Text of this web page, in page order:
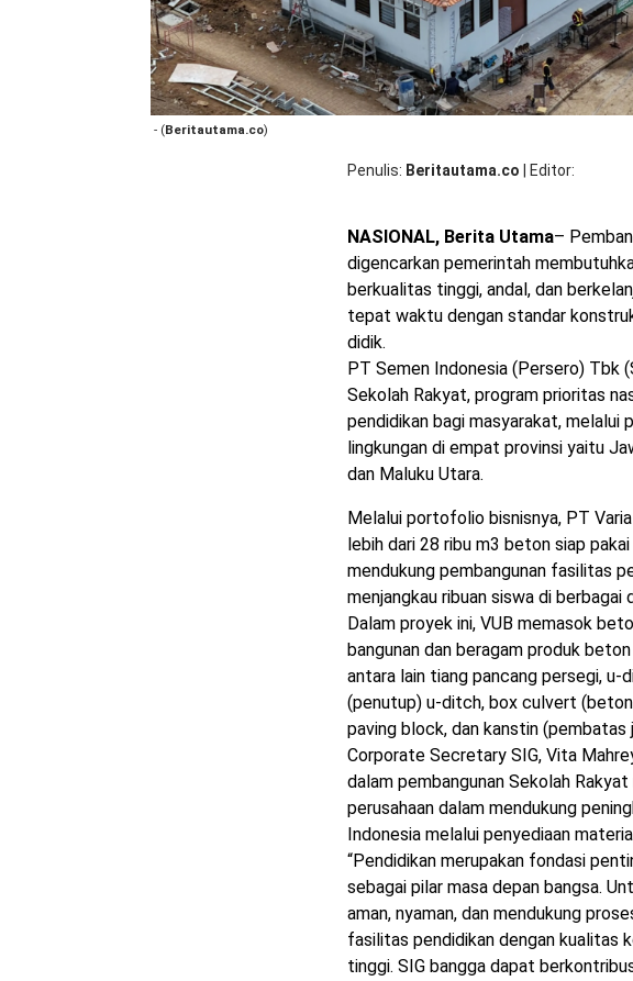
- (Beritautama.co)
Penulis Beritautama.co Editor
NASIONAL, Berita Utama–
digencarkan pemerintah
berkualitas tinggi, andal, dan
tepat waktu dengan standar
didik.
PT Semen Indonesia (Persero) Tbk
Sekolah Rakyat, program prioritas
pendidikan bagi masyarakat, melalui
lingkungan di empat provinsi yaitu
dan Maluku Utara.
Melalui portofolio bisnisnya, PT
lebih dari 28 ribu m3 beton siap
mendukung pembangunan fasilitas
menjangkau ribuan siswa di berbagai
Dalam proyek ini, VUB memasok
bangunan dan beragam produk
antara lain tiang pancang persegi,
(penutup) u-ditch, box culvert
paving block, dan kanstin (pembatas
Corporate Secretary SIG, Vita
dalam pembangunan Sekolah
perusahaan dalam mendukung
Indonesia melalui penyediaan
“Pendidikan merupakan fondasi
sebagai pilar masa depan bangsa.
aman, nyaman, dan mendukung
fasilitas pendidikan dengan kualitas
tinggi. SIG bangga dapat